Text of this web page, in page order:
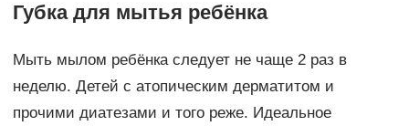
Губка для мытья ребёнка
Мыть мылом ребёнка следует не чаще 2 раз в
неделю. Детей с атопическим дерматитом и
прочими диатезами и того реже. Идеальное